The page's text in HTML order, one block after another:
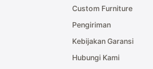
Custom Furniture
Pengiriman
Kebijakan Garansi
Hubungi Kami